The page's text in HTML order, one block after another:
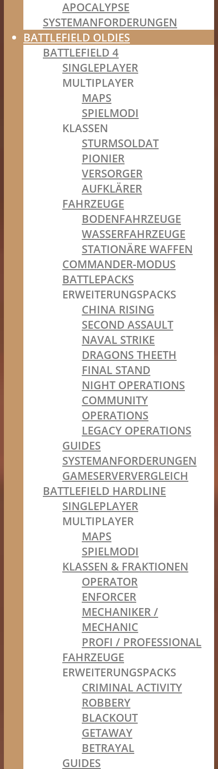
APOCALYPSE
SYSTEMANFORDERUNGEN
BATTLEFIELD OLDIES
BATTLEFIELD 4
SINGLEPLAYER
MULTIPLAYER
MAPS
SPIELMODI
KLASSEN
STURMSOLDAT
PIONIER
VERSORGER
AUFKLÄRER
FAHRZEUGE
BODENFAHRZEUGE
WASSERFAHRZEUGE
STATIONÄRE WAFFEN
COMMANDER-MODUS
BATTLEPACKS
ERWEITERUNGSPACKS
CHINA RISING
SECOND ASSAULT
NAVAL STRIKE
DRAGONS THEETH
FINAL STAND
NIGHT OPERATIONS
COMMUNITY
OPERATIONS
LEGACY OPERATIONS
GUIDES
SYSTEMANFORDERUNGEN
GAMESERVERVERGLEICH
BATTLEFIELD HARDLINE
SINGLEPLAYER
MULTIPLAYER
MAPS
SPIELMODI
KLASSEN & FRAKTIONEN
OPERATOR
ENFORCER
MECHANIKER /
MECHANIC
PROFI / PROFESSIONAL
FAHRZEUGE
ERWEITERUNGSPACKS
CRIMINAL ACTIVITY
ROBBERY
BLACKOUT
GETAWAY
BETRAYAL
GUIDES